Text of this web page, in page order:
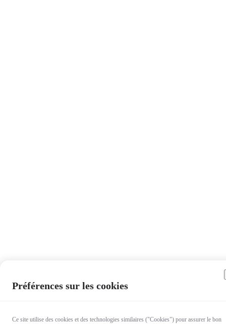
Préférences sur les cookies
Ce site utilise des cookies et des technologies similaires ("Cookies") pour assurer le bon